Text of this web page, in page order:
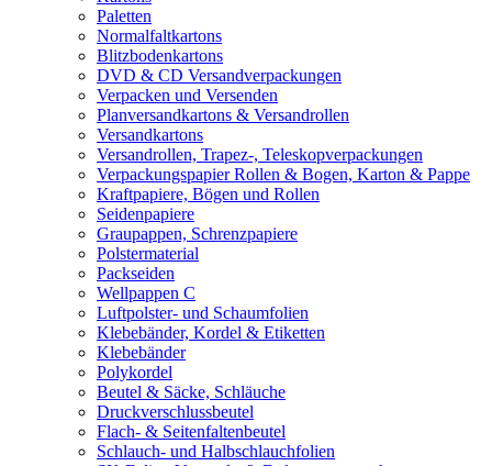
Paletten
Normalfaltkartons
Blitzbodenkartons
DVD & CD Versandverpackungen
Verpacken und Versenden
Planversandkartons & Versandrollen
Versandkartons
Versandrollen, Trapez-, Teleskopverpackungen
Verpackungspapier Rollen & Bogen, Karton & Pappe
Kraftpapiere, Bögen und Rollen
Seidenpapiere
Graupappen, Schrenzpapiere
Polstermaterial
Packseiden
Wellpappen C
Luftpolster- und Schaumfolien
Klebebänder, Kordel & Etiketten
Klebebänder
Polykordel
Beutel & Säcke, Schläuche
Druckverschlussbeutel
Flach- & Seitenfaltenbeutel
Schlauch- und Halbschlauchfolien